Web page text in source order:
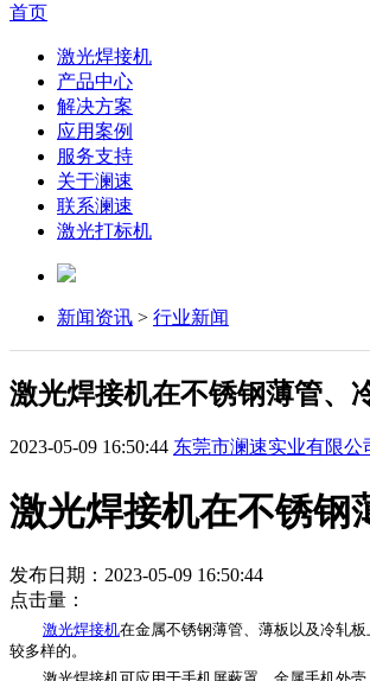
首页
激光焊接机
产品中心
解决方案
应用案例
服务支持
关于澜速
联系澜速
激光打标机
新闻资讯 > 行业新闻
激光焊接机在不锈钢薄管、
2023-05-09 16:50:44 东莞市澜速实业有限公
激光焊接机在不锈钢
发布日期：2023-05-09 16:50:44
点击量：
激光焊接机在金属不锈钢薄管、薄板以及冷轧
较多样的。